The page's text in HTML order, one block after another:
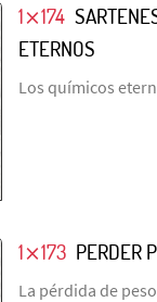
1⨯174
ETERNOS
Los químicos
1⨯173 PERDER
La pérdida de